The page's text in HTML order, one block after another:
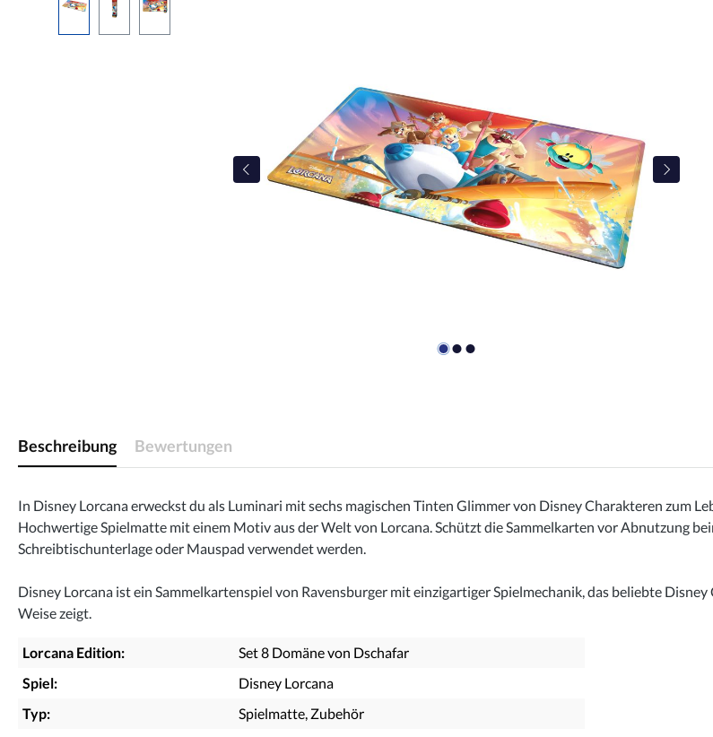
Beschreibung Bewertungen
In Disney Lorcana erweckst du als Luminari mit sechs magischen Tinten Glimmer von Disney Charakteren zum
Hochwertige Spielmatte mit einem Motiv aus der Welt von Lorcana. Schützt die Sammelkarten vor Abnutzung
Schreibtischunterlage oder Mauspad verwendet werden.
Disney Lorcana ist ein Sammelkartenspiel von Ravensburger mit einzigartiger Spielmechanik, das beliebte
Weise zeigt.
Lorcana Edition:
Set 8 Domäne von Dschafar
Spiel:
Disney Lorcana
Typ:
Spielmatte , Zubehör